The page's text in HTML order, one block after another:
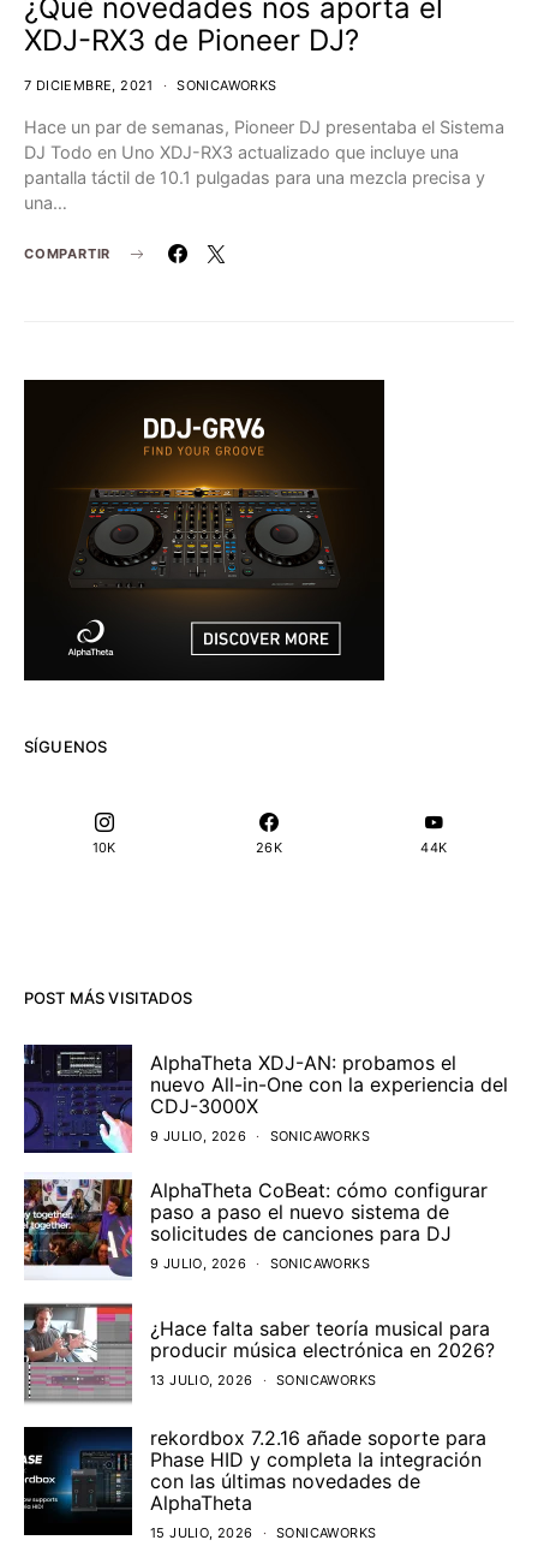
¿Qué novedades nos aporta el
XDJ-RX3 de Pioneer DJ?
7 DICIEMBRE, 2021 SONICAWORKS
Hace un par de semanas, Pioneer DJ presentaba el Sistema
DJ Todo en Uno XDJ-RX3 actualizado que incluye una
pantalla táctil de 10.1 pulgadas para una mezcla precisa y
una…
COMPARTIR
SÍGUENOS
10K 26K 44K
POST MÁS VISITADOS
AlphaTheta XDJ-AN: probamos el
nuevo All-in-One con la experiencia del
CDJ-3000X
9 JULIO, 2026 SONICAWORKS
AlphaTheta CoBeat: cómo configurar
paso a paso el nuevo sistema de
solicitudes de canciones para DJ
9 JULIO, 2026 SONICAWORKS
¿Hace falta saber teoría musical para
producir música electrónica en 2026?
13 JULIO, 2026 SONICAWORKS
rekordbox 7.2.16 añade soporte para
Phase HID y completa la integración
con las últimas novedades de
AlphaTheta
15 JULIO, 2026 SONICAWORKS